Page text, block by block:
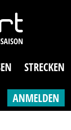
STRECKEN
ANMELDEN